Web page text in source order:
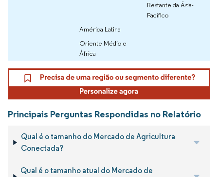
Restante da Ásia-
Pacífico
América Latina
Oriente Médio e
África
Principais Perguntas Respondidas no Relatório
Qual é o tamanho do Mercado de Agricultura
Conectada?
Qual é o tamanho atual do Mercado de